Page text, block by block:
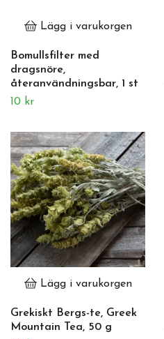
Lägg i varukorgen
Bomullsfilter med
dragsnöre,
återanvändningsbar, 1 st
10 kr
Lägg i varukorgen
Grekiskt Bergs-te, Greek
Mountain Tea, 50 g